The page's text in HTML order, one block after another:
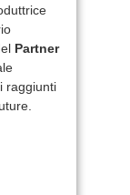
Partner
raggiunti